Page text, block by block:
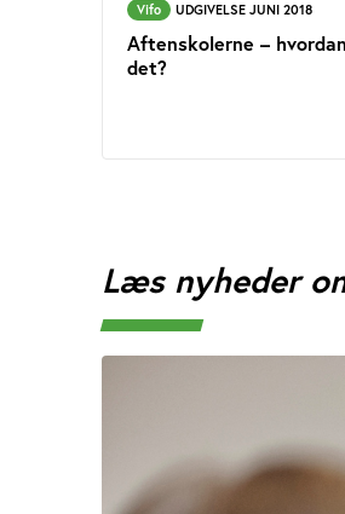
Vifo UDGIVELSE JUNI 2018
Aftenskolerne –
det?
Læs nyheder